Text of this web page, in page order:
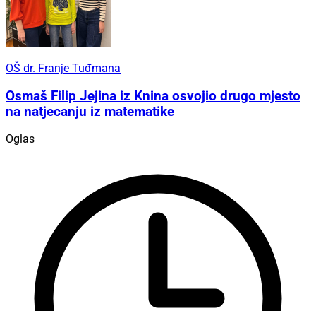
OŠ dr. Franje Tuđmana
Osmaš Filip Jejina iz Knina osvojio drugo mjesto
na natjecanju iz matematike
Oglas